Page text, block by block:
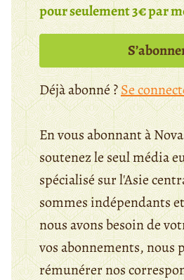
pour seulement 3€ par
Déjà abonné ?Se
En vous abonnant à
soutenez le seul média
spécialisé sur l'Asie
sommes indépendants
nous avons besoin de
vos abonnements, nous
rémunérer nos